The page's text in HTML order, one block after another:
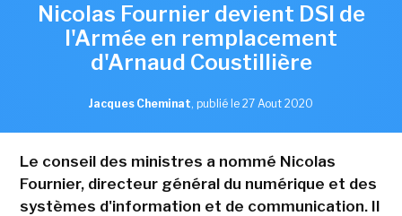
Nicolas Fournier devient DSI de
l'Armée en remplacement
d'Arnaud Coustillière
Jacques Cheminat, publié le 27 Aout 2020
Le conseil des ministres a nommé Nicolas
Fournier, directeur général du numérique et des
systèmes d'information et de communication. Il